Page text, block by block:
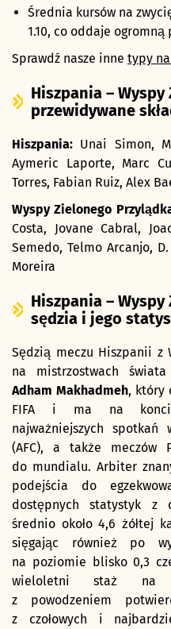
Średnia kursów na
1.10, co oddaje
Sprawdź nasze inne typy
Hiszpania –
przewidywane
Hiszpania: Unai Simon,
Aymeric Laporte, Marc
Torres, Fabian Ruiz, Alex
Wyspy Zielonego
Costa, Jovane Cabral,
Semedo, Telmo Arcanjo,
Moreira
Hiszpania –
sędzia i jego
Sędzią meczu Hiszpanii z
na mistrzostwach
Adham Makhadmeh, który
FIFA i ma na koncie
najważniejszych
(AFC), a także meczów
do mundialu. Arbiter
podejścia do
dostępnych statystyk z
średnio około 4,6 żółtej
sięgając również po
na poziomie blisko 0,3
wieloletni staż na
z powodzeniem
z czołowych i